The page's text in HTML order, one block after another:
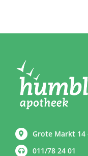
Grote Markt 14
011/78 24 01